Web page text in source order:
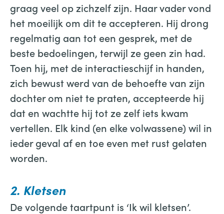
graag veel op zichzelf zijn. Haar vader vond
het moeilijk om dit te accepteren. Hij drong
regelmatig aan tot een gesprek, met de
beste bedoelingen, terwijl ze geen zin had.
Toen hij, met de interactieschijf in handen,
zich bewust werd van de behoefte van zijn
dochter om niet te praten, accepteerde hij
dat en wachtte hij tot ze zelf iets kwam
vertellen. Elk kind (en elke volwassene) wil in
ieder geval af en toe even met rust gelaten
worden.
2. Kletsen
De volgende taartpunt is ‘Ik wil kletsen’.